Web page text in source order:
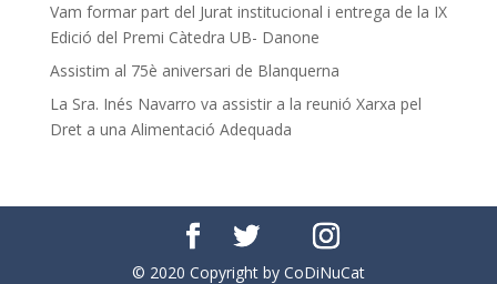
Vam formar part del Jurat institucional i entrega de la IX
Edició del Premi Càtedra UB- Danone
Assistim al 75è aniversari de Blanquerna
La Sra. Inés Navarro va assistir a la reunió Xarxa pel
Dret a una Alimentació Adequada
© 2020 Copyright by CoDiNuCat